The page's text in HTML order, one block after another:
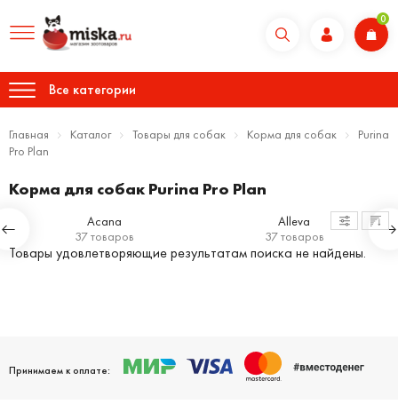
0
Все категории
Главная Каталог Товары для собак Корма для собак
Purina
Pro Plan
Корма для собак Purina Pro Plan
Acana
37 товаров
Alleva
37 товаров
Товары удовлетворяющие результатам поиска не найдены.
Принимаем к оплате: